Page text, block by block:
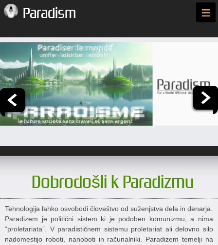
Paradism ≡
Dobrodošli k Paradizmu
Tehnologija lahko osvobodi človeštvo od suženjstva dela in denarja.
Paradizem je politični sistem ki je podoben komunizmu, a nima
“proletariata”. V paradističnem sistemu proletariat ali delovno silo
nadomestijo roboti, nanoboti in računalniki. Paradizem temelji na